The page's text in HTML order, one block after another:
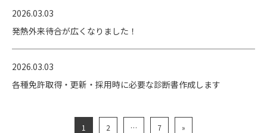
2026.03.03
発熱外来待合が広くなりました！
2026.03.03
各種免許取得・更新・採用時に必要な診断書作成します
1 2 … 7 »